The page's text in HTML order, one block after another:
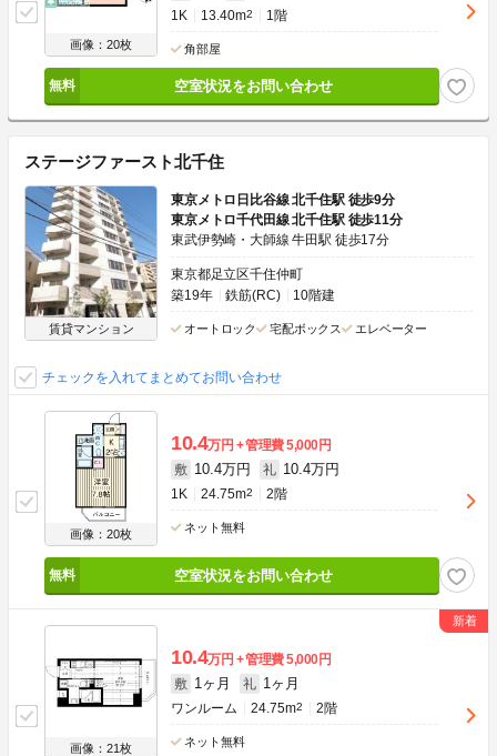
画像：20枚
1K 13.40m2 1階
角部屋
空室状況をお問い合わせ
ステージファースト北千住
賃貸マンション
東京メトロ日比谷線 北千住駅 徒歩9分
東京メトロ千代田線 北千住駅 徒歩11分
東武伊勢崎・大師線 牛田駅 徒歩17分
東京都足立区千住仲町
築19年
鉄筋(RC) 10階建
オートロック 宅配ボックス エレベーター
チェックを入れてまとめてお問い合わせ
画像：20枚
10.4万円 管理費5,000円
敷 10.4万円 礼 10.4万円
1K 24.75m2 2階
ネット無料
空室状況をお問い合わせ
画像：21枚
10.4万円 管理費5,000円
敷 1ヶ月 礼 1ヶ月
ワンルーム 24.75m2 2階
ネット無料